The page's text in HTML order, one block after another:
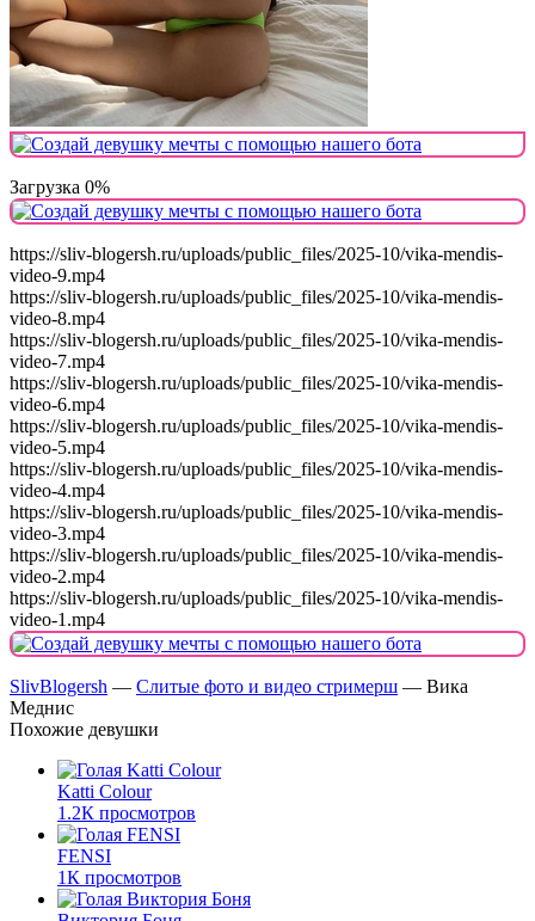
Загрузка 0%
https://sliv-blogersh.ru/uploads/public_files/2025-10/vika-mendis-
video-9.mp4
https://sliv-blogersh.ru/uploads/public_files/2025-10/vika-mendis-
video-8.mp4
https://sliv-blogersh.ru/uploads/public_files/2025-10/vika-mendis-
video-7.mp4
https://sliv-blogersh.ru/uploads/public_files/2025-10/vika-mendis-
video-6.mp4
https://sliv-blogersh.ru/uploads/public_files/2025-10/vika-mendis-
video-5.mp4
https://sliv-blogersh.ru/uploads/public_files/2025-10/vika-mendis-
video-4.mp4
https://sliv-blogersh.ru/uploads/public_files/2025-10/vika-mendis-
video-3.mp4
https://sliv-blogersh.ru/uploads/public_files/2025-10/vika-mendis-
video-2.mp4
https://sliv-blogersh.ru/uploads/public_files/2025-10/vika-mendis-
video-1.mp4
SlivBlogersh — Слитые фото и видео стримерш — Вика
Меднис
Похожие девушки
Katti Colour
1.2К просмотров
FENSI
1К просмотров